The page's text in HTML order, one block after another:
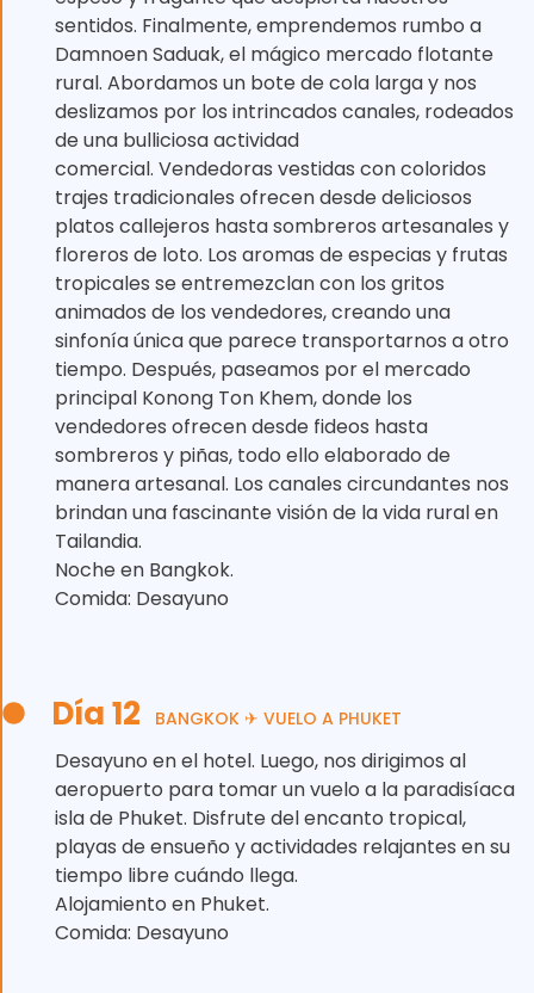
sentidos. Finalmente, emprendemos rumbo a
Damnoen Saduak, el mágico mercado flotante
rural. Abordamos un bote de cola larga y nos
deslizamos por los intrincados canales, rodeados
de una bulliciosa actividad
comercial. Vendedoras vestidas con coloridos
trajes tradicionales ofrecen desde deliciosos
platos callejeros hasta sombreros artesanales y
floreros de loto. Los aromas de especias y frutas
tropicales se entremezclan con los gritos
animados de los vendedores, creando una
sinfonía única que parece transportarnos a otro
tiempo. Después, paseamos por el mercado
principal Konong Ton Khem, donde los
vendedores ofrecen desde fideos hasta
sombreros y piñas, todo ello elaborado de
manera artesanal. Los canales circundantes nos
brindan una fascinante visión de la vida rural en
Tailandia.
Noche en Bangkok.
Comida: Desayuno
Día 12 BANGKOK ✈ VUELO A PHUKET
Desayuno en el hotel. Luego, nos dirigimos al
aeropuerto para tomar un vuelo a la paradisíaca
isla de Phuket. Disfrute del encanto tropical,
playas de ensueño y actividades relajantes en su
tiempo libre cuándo llega.
Alojamiento en Phuket.
Comida: Desayuno